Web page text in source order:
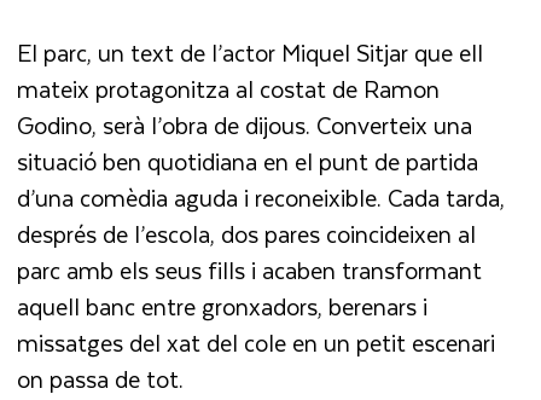
El parc, un text de l’actor Miquel Sitjar que ell
mateix protagonitza al costat de Ramon
Godino, serà l’obra de dijous. Converteix una
situació ben quotidiana en el punt de partida
d’una comèdia aguda i reconeixible. Cada tarda,
després de l’escola, dos pares coincideixen al
parc amb els seus fills i acaben transformant
aquell banc entre gronxadors, berenars i
missatges del xat del cole en un petit escenari
on passa de tot.